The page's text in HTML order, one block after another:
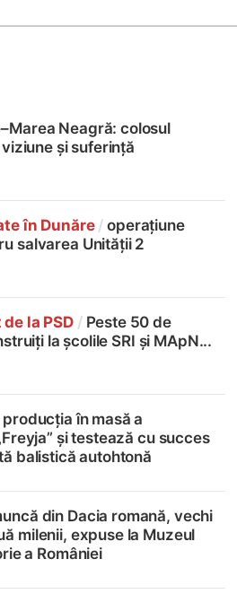
Neagră: colosul
și suferință
în Dunăre / operațiune
salvarea Unității 2
la PSD / Peste 50 de
la școlile SRI și MApN...
în masă a
și testează cu succes
balistică autohtonă
din Dacia romană, vechi
milenii, expuse la Muzeul
a României